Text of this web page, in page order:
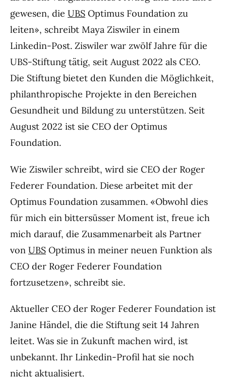
gewesen, die UBS Optimus Foundation zu
leiten», schreibt Maya Ziswiler in einem
Linkedin-Post. Ziswiler war zwölf Jahre für die
UBS-Stiftung tätig, seit August 2022 als CEO.
Die Stiftung bietet den Kunden die Möglichkeit,
philanthropische Projekte in den Bereichen
Gesundheit und Bildung zu unterstützen. Seit
August 2022 ist sie CEO der Optimus
Foundation.
Wie Ziswiler schreibt, wird sie CEO der Roger
Federer Foundation. Diese arbeitet mit der
Optimus Foundation zusammen. «Obwohl dies
für mich ein bittersüsser Moment ist, freue ich
mich darauf, die Zusammenarbeit als Partner
von UBS Optimus in meiner neuen Funktion als
CEO der Roger Federer Foundation
fortzusetzen», schreibt sie.
Aktueller CEO der Roger Federer Foundation ist
Janine Händel, die die Stiftung seit 14 Jahren
leitet. Was sie in Zukunft machen wird, ist
unbekannt. Ihr Linkedin-Profil hat sie noch
nicht aktualisiert.